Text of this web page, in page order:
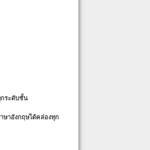
กระดับชั้น
ษาอังกฤษได้คล่องทุก